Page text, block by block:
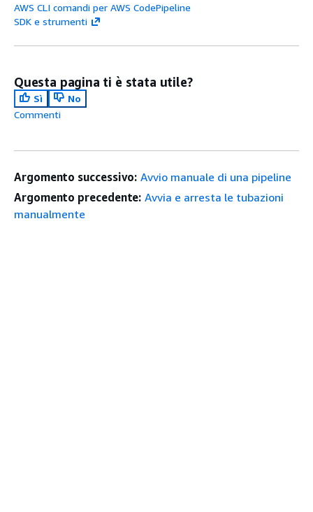
AWS CLI comandi per AWS CodePipeline
SDK e strumenti
Questa pagina ti è stata utile?
Sì
No
Commenti
Argomento successivo: Avvio manuale di una pipeline
Argomento precedente: Avvia e arresta le tubazioni
manualmente